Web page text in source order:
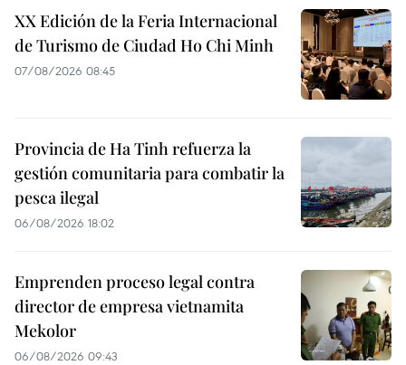
XX Edición de la Feria Internacional
de Turismo de Ciudad Ho Chi Minh
07/08/2026 08:45
Provincia de Ha Tinh refuerza la
gestión comunitaria para combatir la
pesca ilegal
06/08/2026 18:02
Emprenden proceso legal contra
director de empresa vietnamita
Mekolor
06/08/2026 09:43